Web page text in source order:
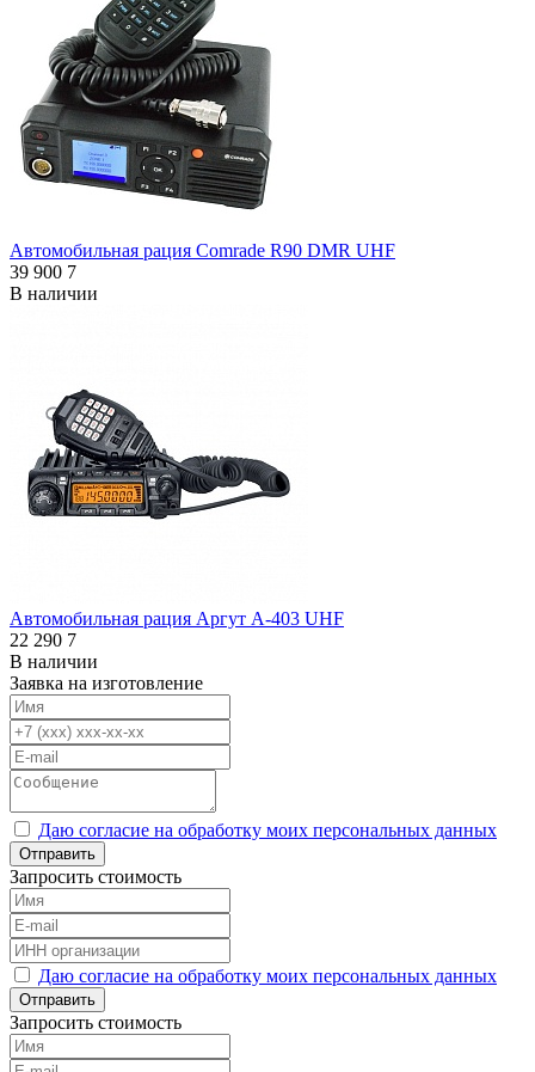
Автомобильная рация Comrade R90 DMR UHF
39 900 7
В наличии
Автомобильная рация Аргут А-403 UHF
22 290 7
В наличии
Заявка на изготовление
Даю согласие на обработку моих персональных данных
Отправить
Запросить стоимость
Даю согласие на обработку моих персональных данных
Отправить
Запросить стоимость